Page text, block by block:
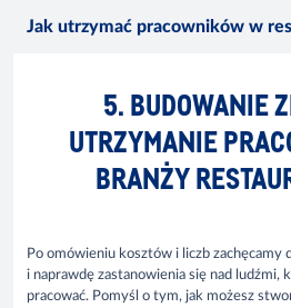
Jak utrzymać pracowników w
5. BUDOWANIE
UTRZYMANIE
BRANŻY
Po omówieniu kosztów i liczb zachęcamy
i naprawdę zastanowienia się nad ludźmi,
pracować. Pomyśl o tym, jak możesz